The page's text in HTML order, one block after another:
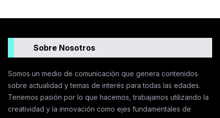
Sobre Nosotros
Somos un medio de comunicación que genera contenidos
sobre actualidad y temas de interés para todas las edades.
Tenemos pasión por lo que hacemos, trabajamos utilizando la
creatividad y la innovación como ejes fundamentales de